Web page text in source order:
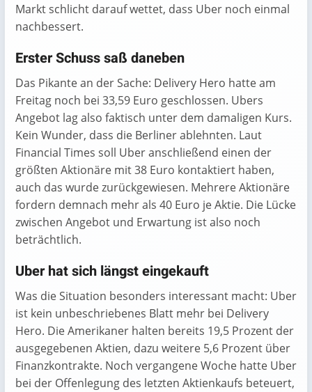
Markt schlicht darauf wettet, dass Uber noch einmal
nachbessert.
Erster Schuss saß daneben
Das Pikante an der Sache: Delivery Hero hatte am
Freitag noch bei 33,59 Euro geschlossen. Ubers
Angebot lag also faktisch unter dem damaligen Kurs.
Kein Wunder, dass die Berliner ablehnten. Laut
Financial Times soll Uber anschließend einen der
größten Aktionäre mit 38 Euro kontaktiert haben,
auch das wurde zurückgewiesen. Mehrere Aktionäre
fordern demnach mehr als 40 Euro je Aktie. Die Lücke
zwischen Angebot und Erwartung ist also noch
beträchtlich.
Uber hat sich längst eingekauft
Was die Situation besonders interessant macht: Uber
ist kein unbeschriebenes Blatt mehr bei Delivery
Hero. Die Amerikaner halten bereits 19,5 Prozent der
ausgegebenen Aktien, dazu weitere 5,6 Prozent über
Finanzkontrakte. Noch vergangene Woche hatte Uber
bei der Offenlegung des letzten Aktienkaufs beteuert,